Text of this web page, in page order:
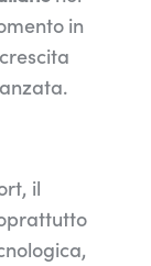
in
il